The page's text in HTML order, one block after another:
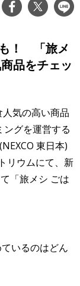
！ 「旅メ
品をチェッ
人気の高い商品
グを運営する
東日本)
ウムにて、 新
「旅メシ ごは
いるのはどん